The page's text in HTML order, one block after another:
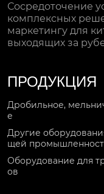
Сосредоточение
комплексных
маркетингу для
выходящих за
ПРОДУКЦИЯ
Дробильное,
е
Другие
щей
Оборудование для
ов